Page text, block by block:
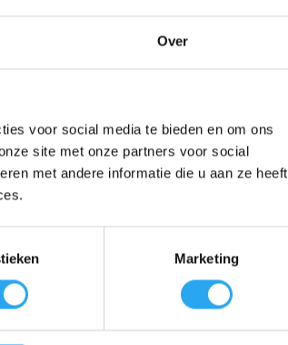
Over
voor social media te bieden en om ons
site met onze partners voor social
met andere informatie die u aan ze heeft
Marketing